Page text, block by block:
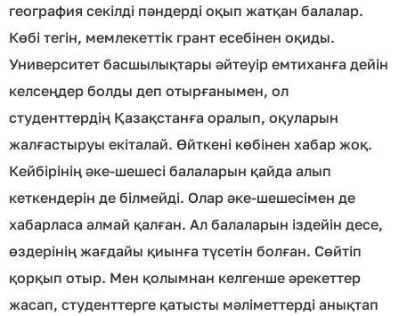
география секілді пәндерді оқып жатқан балалар.
Көбі тегін, мемлекеттік грант есебінен оқиды.
Университет басшылықтары әйтеуір емтиханға дейін
келсеңдер болды деп отырғанымен, ол
студенттердің Қазақстанға оралып, оқуларын
жалғастыруы екіталай. Өйткені көбінен хабар жоқ.
Кейбірінің әке-шешесі балаларын қайда алып
кеткендерін де білмейді. Олар әке-шешесімен де
хабарласа алмай қалған. Ал балаларын іздейін десе,
өздерінің жағдайы қиынға түсетін болған. Сөйтіп
қорқып отыр. Мен қолымнан келгенше әрекеттер
жасап, студенттерге қатысты мәліметтерді анықтап